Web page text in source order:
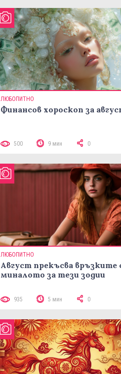
ЛЮБОПИТНО
Финансов хороскоп за
500 9 мин 0
ЛЮБОПИТНО
Август прекъсва връзките
миналото за тези зодии
935 5 мин 0